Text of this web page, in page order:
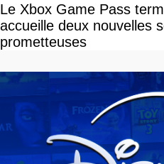
Le Xbox Game Pass
accueille deux nouvelles
prometteuses